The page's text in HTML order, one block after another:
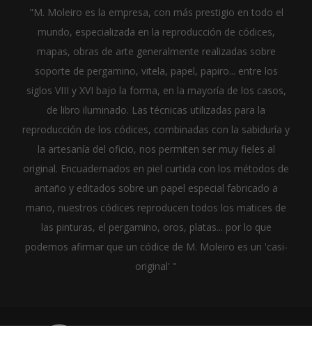
"M. Moleiro es la empresa, con más prestigio en todo el
mundo, especializada en la reproducción de códices,
mapas, obras de arte generalmente realizadas sobre
soporte de pergamino, vitela, papel, papiro... entre los
siglos VIII y XVI bajo la forma, en la mayoría de los casos,
de libro iluminado. Las técnicas utilizadas para la
reproducción de los códices, combinadas con la sabiduría y
la artesanía del oficio, nos permiten ser muy fieles al
original. Encuadernados en piel curtida con los métodos de
antaño y editados sobre un papel especial fabricado a
mano, nuestros códices reproducen todos los matices de
las pinturas, el pergamino, oros, platas... por lo que
podemos afirmar que un códice de M. Moleiro es un 'casi-
original' "